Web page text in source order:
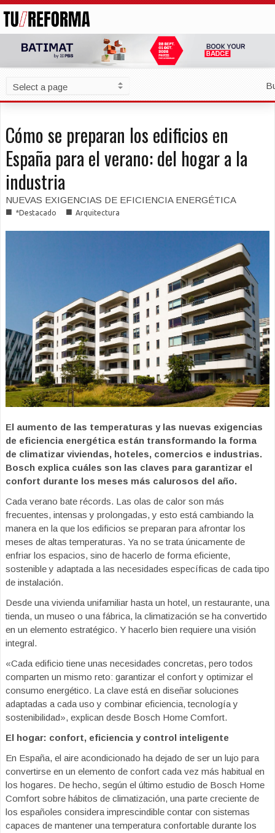
Cómo se preparan los edificios en
España para el verano: del hogar a la
industria
NUEVAS EXIGENCIAS DE EFICIENCIA ENERGÉTICA
■ *Destacado ■ Arquitectura
El aumento de las temperaturas y las nuevas exigencias
de eficiencia energética están transformando la forma
de climatizar viviendas, hoteles, comercios e industrias.
Bosch explica cuáles son las claves para garantizar el
confort durante los meses más calurosos del año.
Cada verano bate récords. Las olas de calor son más
frecuentes, intensas y prolongadas, y esto está cambiando la
manera en la que los edificios se preparan para afrontar los
meses de altas temperaturas. Ya no se trata únicamente de
enfriar los espacios, sino de hacerlo de forma eficiente,
sostenible y adaptada a las necesidades específicas de cada tipo
de instalación.
Desde una vivienda unifamiliar hasta un hotel, un restaurante, una
tienda, un museo o una fábrica, la climatización se ha convertido
en un elemento estratégico. Y hacerlo bien requiere una visión
integral.
«Cada edificio tiene unas necesidades concretas, pero todos
comparten un mismo reto: garantizar el confort y optimizar el
consumo energético. La clave está en diseñar soluciones
adaptadas a cada uso y combinar eficiencia, tecnología y
sostenibilidad», explican desde Bosch Home Comfort.
El hogar: confort, eficiencia y control inteligente
En España, el aire acondicionado ha dejado de ser un lujo para
convertirse en un elemento de confort cada vez más habitual en
los hogares. De hecho, según el último estudio de Bosch Home
Comfort sobre hábitos de climatización, una parte creciente de
los españoles considera imprescindible contar con sistemas
capaces de mantener una temperatura confortable durante los